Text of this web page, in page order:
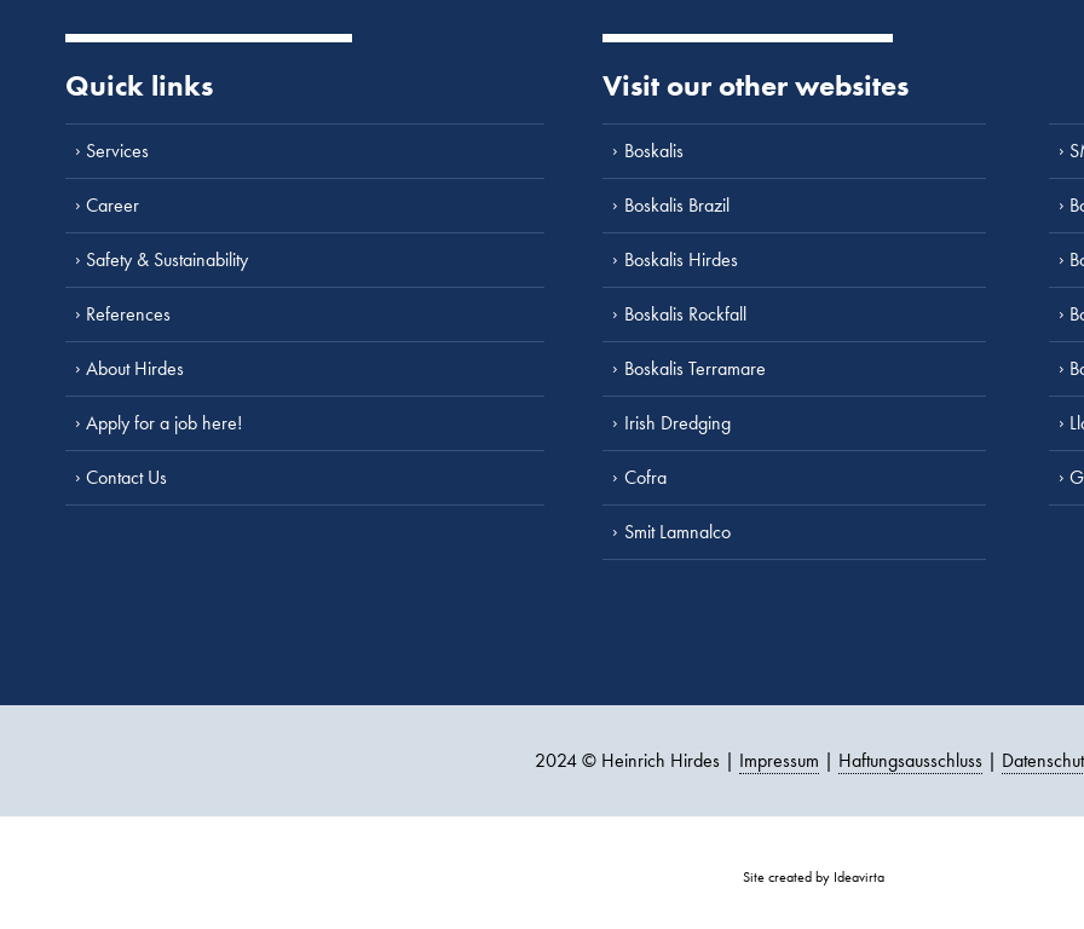
Quick links
Services
Career
Safety & Sustainability
References
About Hirdes
Apply for a job here!
Contact Us
Visit our other websites
Boskalis
Boskalis Brazil
Boskalis Hirdes
Boskalis Rockfall
Boskalis Terramare
Irish Dredging
Cofra
Smit Lamnalco
2024 © Heinrich Hirdes | Impressum | Haftungsausschluss|
Site created by Ideavirta